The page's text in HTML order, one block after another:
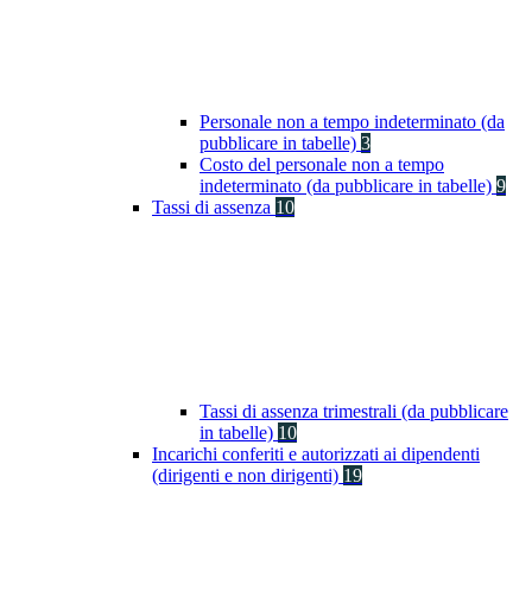
Personale non a tempo indeterminato (da
pubblicare in tabelle) 3
Costo del personale non a tempo
indeterminato (da pubblicare in tabelle) 9
Tassi di assenza 10
Tassi di assenza trimestrali (da pubblicare
in tabelle) 10
Incarichi conferiti e autorizzati ai dipendenti
(dirigenti e non dirigenti) 19